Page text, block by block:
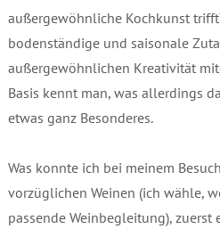
außergewöhnliche Kochkunst
bodenständige und saisonale
außergewöhnlichen Kreativität
Basis kennt man, was allerdings
etwas ganz Besonderes.
Was konnte ich bei meinem
vorzüglichen Weinen (ich wähle,
passende Weinbegleitung), zuerst